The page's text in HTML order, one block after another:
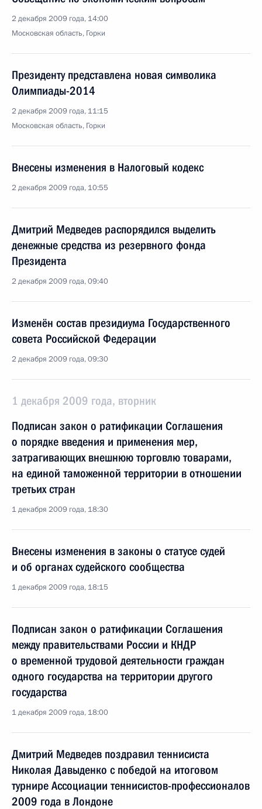
2 декабря 2009 года, 14:00
Московская область, Горки
Президенту представлена новая символика
Олимпиады-2014
2 декабря 2009 года, 11:15
Московская область, Горки
Внесены изменения в Налоговый кодекс
2 декабря 2009 года, 10:55
Дмитрий Медведев распорядился выделить
денежные средства из резервного фонда
Президента
2 декабря 2009 года, 09:40
Изменён состав президиума Государственного
совета Российской Федерации
2 декабря 2009 года, 09:30
1 декабря 2009 года, вторник
Подписан закон о ратификации Соглашения
о порядке введения и применения мер,
затрагивающих внешнюю торговлю товарами,
на единой таможенной территории в отношении
третьих стран
1 декабря 2009 года, 18:30
Внесены изменения в законы о статусе судей
и об органах судейского сообщества
1 декабря 2009 года, 18:15
Подписан закон о ратификации Соглашения
между правительствами России и КНДР
о временной трудовой деятельности граждан
одного государства на территории другого
государства
1 декабря 2009 года, 18:00
Дмитрий Медведев поздравил теннисиста
Николая Давыденко с победой на итоговом
турнире Ассоциации теннисистов-профессионалов
2009 года в Лондоне